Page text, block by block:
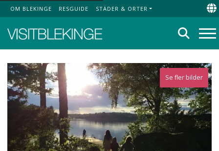
Top Menu
OM BLEKINGE RESGUIDE STÄDER & ORTER
Sök
Se fler bilder